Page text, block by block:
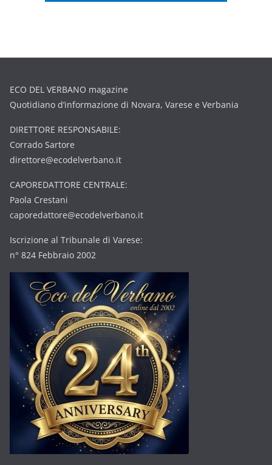
ECO DEL VERBANO magazine
Quotidiano d’informazione di Novara, Varese e Verbania
DIRETTORE RESPONSABILE:
Corrado Sartore
direttore@ecodelverbano.it
CAPOREDATTORE CENTRALE:
Paola Crestani
caporedattore@ecodelverbano.it
Iscrizione al Tribunale di Varese:
n° 824 Febbraio 2002